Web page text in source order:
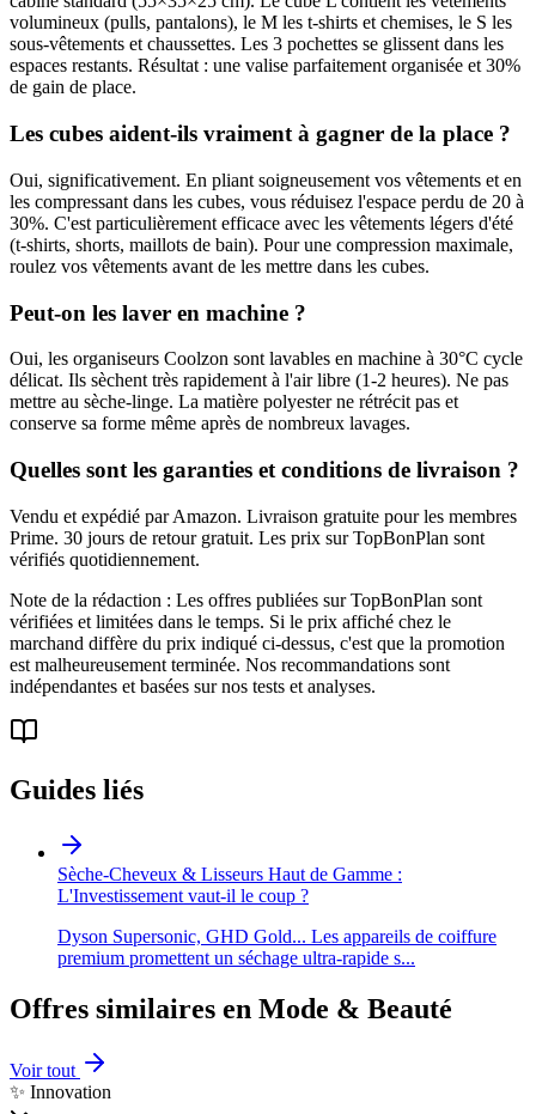
volumineux (pulls, pantalons), le M les t-shirts et chemises, le S les
sous-vêtements et chaussettes. Les 3 pochettes se glissent dans les
espaces restants. Résultat : une valise parfaitement organisée et 30%
de gain de place.
Les cubes aident-ils vraiment à gagner de la place ?
Oui, significativement. En pliant soigneusement vos vêtements et en
les compressant dans les cubes, vous réduisez l'espace perdu de 20 à
30%. C'est particulièrement efficace avec les vêtements légers d'été
(t-shirts, shorts, maillots de bain). Pour une compression maximale,
roulez vos vêtements avant de les mettre dans les cubes.
Peut-on les laver en machine ?
Oui, les organiseurs Coolzon sont lavables en machine à 30°C cycle
délicat. Ils sèchent très rapidement à l'air libre (1-2 heures). Ne pas
mettre au sèche-linge. La matière polyester ne rétrécit pas et
conserve sa forme même après de nombreux lavages.
Quelles sont les garanties et conditions de livraison ?
Vendu et expédié par Amazon. Livraison gratuite pour les membres
Prime. 30 jours de retour gratuit. Les prix sur TopBonPlan sont
vérifiés quotidiennement.
Note de la rédaction : Les offres publiées sur TopBonPlan sont
vérifiées et limitées dans le temps. Si le prix affiché chez le
marchand diffère du prix indiqué ci-dessus, c'est que la promotion
est malheureusement terminée. Nos recommandations sont
indépendantes et basées sur nos tests et analyses.
Guides liés
Sèche-Cheveux & Lisseurs Haut de Gamme :
L'Investissement vaut-il le coup ?
Dyson Supersonic, GHD Gold... Les appareils de coiffure
premium promettent un séchage ultra-rapide s...
Offres similaires en Mode & Beauté
Voir tout
✨ Innovation